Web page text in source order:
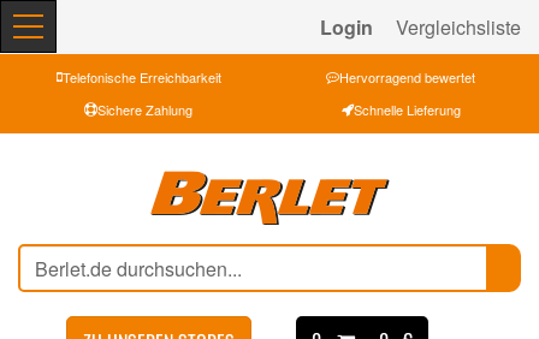
Login Vergleichsliste
Telefonische Erreichbarkeit
Hervorragend bewertet
Sichere Zahlung
Schnelle Lieferung